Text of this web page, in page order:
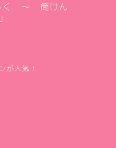
く ～ 筒けん
が人気！